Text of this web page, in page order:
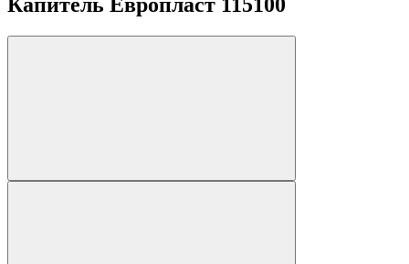
Капитель Европласт 115100